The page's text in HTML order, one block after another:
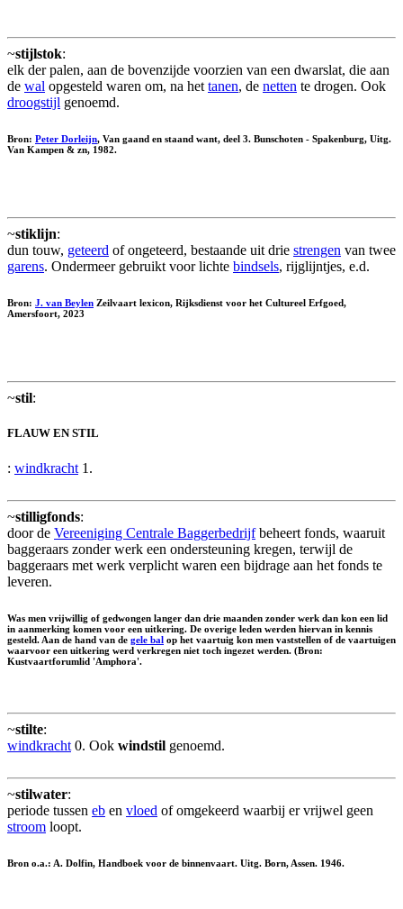
~stijlstok:
elk der palen, aan de bovenzijde voorzien van een dwarslat, die aan
de wal opgesteld waren om, na het tanen, de netten te drogen. Ook
droogstijl genoemd.
Bron: Peter Dorleijn, Van gaand en staand want, deel 3. Bunschoten - Spakenburg, Uitg.
Van Kampen & zn, 1982.
~stiklijn:
dun touw, geteerd of ongeteerd, bestaande uit drie strengen van twee
garens. Ondermeer gebruikt voor lichte bindsels, rijglijntjes, e.d.
Bron: J. van Beylen Zeilvaart lexicon, Rijksdienst voor het Cultureel Erfgoed,
Amersfoort, 2023
~stil:
FLAUW EN STIL
: windkracht1.
~stilligfonds:
door de Vereeniging Centrale Baggerbedrijfbeheert fonds, waaruit
baggeraars zonder werk een ondersteuning kregen, terwijl de
baggeraars met werk verplicht waren een bijdrage aan het fonds te
leveren.
Was men vrijwillig of gedwongen langer dan drie maanden zonder werk dan kon een lid
in aanmerking komen voor een uitkering. De overige leden werden hiervan in kennis
gesteld. Aan de hand van de gele bal op het vaartuig kon men vaststellen of de vaartuigen
waarvoor een uitkering werd verkregen niet toch ingezet werden. (Bron:
Kustvaartforumlid 'Amphora'.
~stilte:
windkracht 0. Ook windstil genoemd.
~stilwater:
periode tussen eb en vloed of omgekeerd waarbij er vrijwel geen
stroom loopt.
Bron o.a.: A. Dolfin, Handboek voor de binnenvaart. Uitg. Born, Assen. 1946.